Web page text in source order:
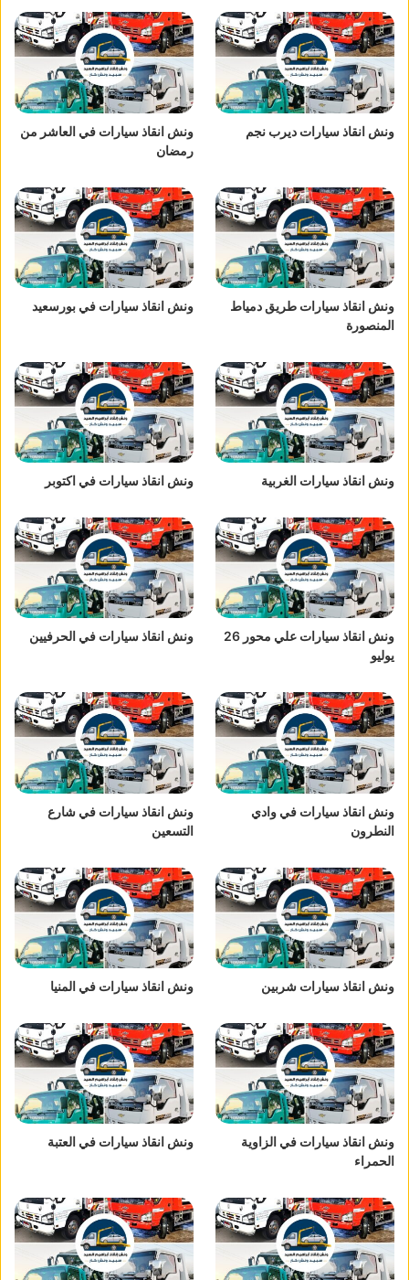
ونش انقاذ سيارات ديرب نجم
ونش انقاذ سيارات في العاشر من
رمضان
ونش انقاذ سيارات طريق دمياط
المنصورة
ونش انقاذ سيارات في بورسعيد
ونش انقاذ سيارات الغربية ونش انقاذ سيارات في اكتوبر
ونش انقاذ سيارات علي محور 26
يوليو
ونش انقاذ سيارات في الحرفيين
ونش انقاذ سيارات في وادي
النطرون
ونش انقاذ سيارات في شارع
التسعين
ونش انقاذ سيارات شربين ونش انقاذ سيارات في المنيا
ونش انقاذ سيارات في الزاوية
الحمراء
ونش انقاذ سيارات في العتبة